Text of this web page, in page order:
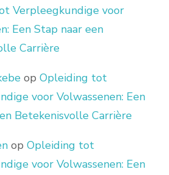
Verpleegkundige voor
Een Stap naar een
Carrière
op Opleiding tot
voor Volwassenen: Een
Betekenisvolle Carrière
op Opleiding tot
voor Volwassenen: Een